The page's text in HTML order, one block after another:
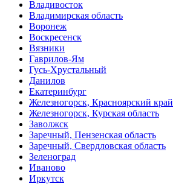
Владивосток
Владимирская область
Воронеж
Воскресенск
Вязники
Гаврилов-Ям
Гусь-Хрустальный
Данилов
Екатеринбург
Железногорск, Красноярский край
Железногорск, Курская область
Заволжск
Заречный, Пензенская область
Заречный, Свердловская область
Зеленоград
Иваново
Иркутск